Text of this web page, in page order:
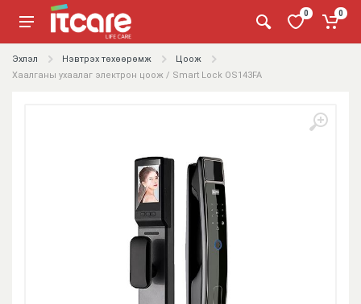
0 0
Эхлэл Нэвтрэх төхөөрөмж
Цоож
Хаалганы ухаалаг электрон цоож / Smart Lock OS143FA